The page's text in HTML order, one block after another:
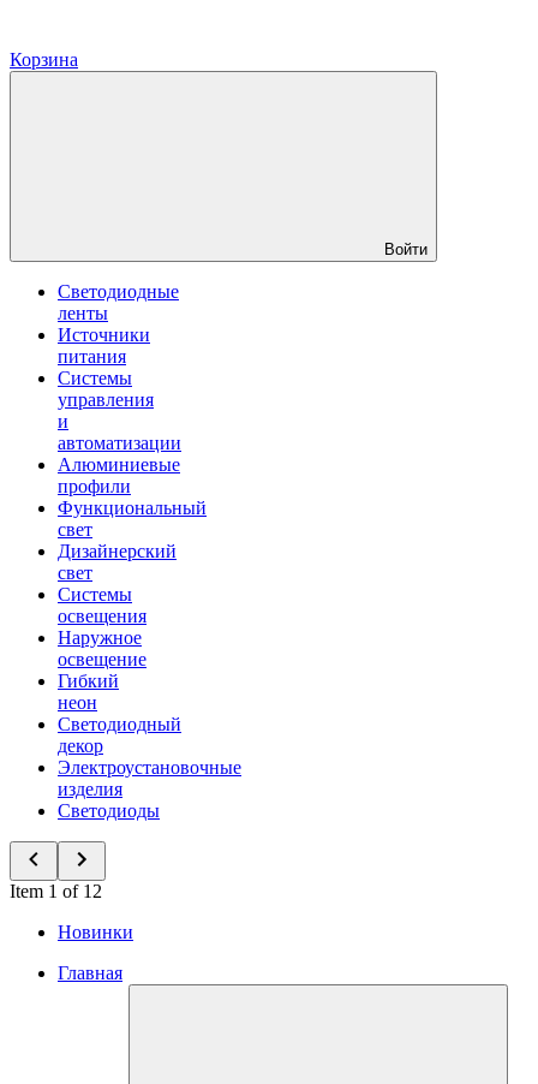
Корзина
Войти
Светодиодные
ленты
Источники
питания
Системы
управления
и
автоматизации
Алюминиевые
профили
Функциональный
свет
Дизайнерский
свет
Системы
освещения
Наружное
освещение
Гибкий
неон
Светодиодный
декор
Электроустановочные
изделия
Светодиоды
Item 1 of 12
Новинки
Главная